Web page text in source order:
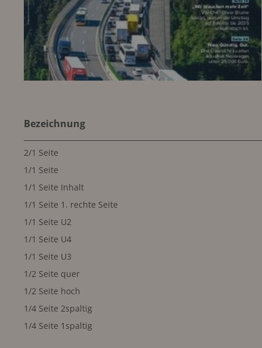
Bezeichnung
2/1 Seite
1/1 Seite
1/1 Seite Inhalt
1/1 Seite 1. rechte Seite
1/1 Seite U2
1/1 Seite U4
1/1 Seite U3
1/2 Seite quer
1/2 Seite hoch
1/4 Seite 2spaltig
1/4 Seite 1spaltig